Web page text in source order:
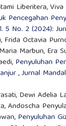
Liberitera,
Pencegahan
5 No. 2 (2024):
Frida Octavia
Marbun, Era
Penyuluhan
,Jurnal
Dewi Adelia
Andoscha
Penyuluhan